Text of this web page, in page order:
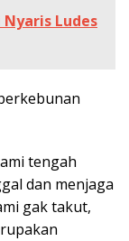
Ludes
tengah
dan menjaga
gak takut,